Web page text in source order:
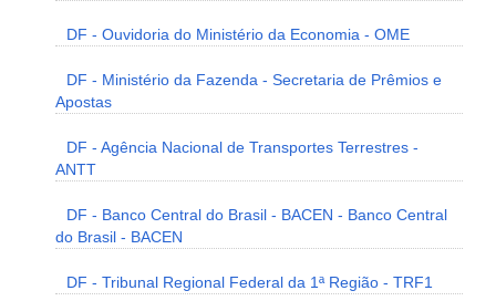
DF - Ouvidoria do Ministério da Economia - OME
DF - Ministério da Fazenda - Secretaria de Prêmios e
Apostas
DF - Agência Nacional de Transportes Terrestres -
ANTT
DF - Banco Central do Brasil - BACEN - Banco Central
do Brasil - BACEN
DF - Tribunal Regional Federal da 1ª Região - TRF1